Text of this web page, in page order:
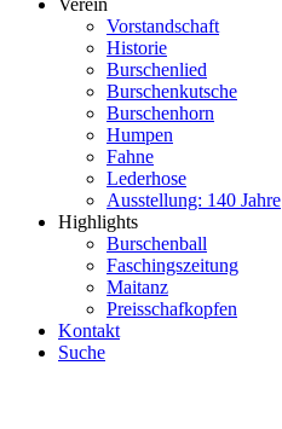
Verein
Vorstandschaft
Historie
Burschenlied
Burschenkutsche
Burschenhorn
Humpen
Fahne
Lederhose
Ausstellung: 140 Jahre
Highlights
Burschenball
Faschingszeitung
Maitanz
Preisschafkopfen
Kontakt
Suche